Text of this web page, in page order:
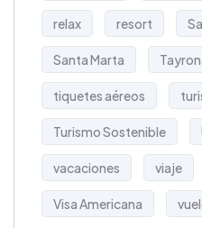
relax resort
Santa Marta
tiquetes aéreos
Turismo Sostenible
vacaciones viaje
Visa Americana